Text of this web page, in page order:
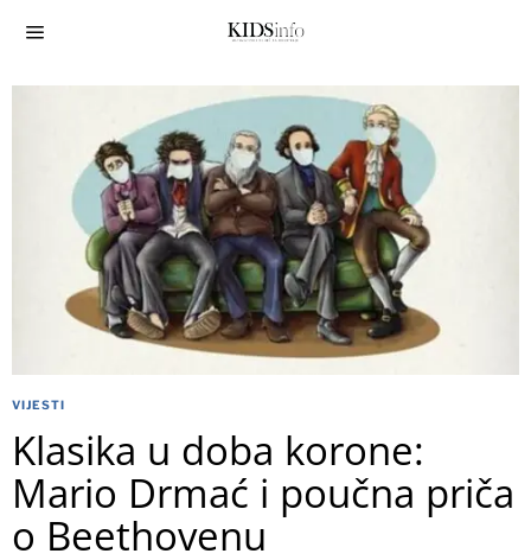
VIJESTI
Klasika u doba korone:
Mario Drmać i poučna priča
o Beethovenu